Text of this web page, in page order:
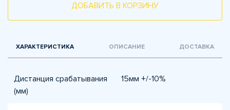
ДОБАВИТЬ В КОРЗИНУ
ХАРАКТЕРИСТИКА ОПИСАНИЕ ДОСТАВКА
Дистанция срабатывания
(мм)
15мм +/-10%